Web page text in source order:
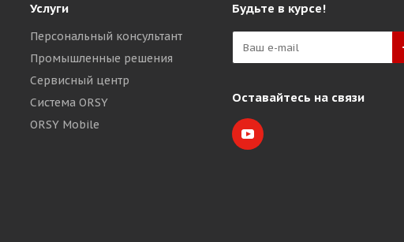
Услуги
Персональный консультант
Промышленные решения
Сервисный центр
Система ORSY
ORSY Mobile
Будьте в курсе!
Оставайтесь на связи